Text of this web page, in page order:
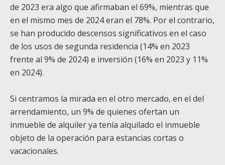
de 2023 era algo que afirmaban el 69%, mientras que
en el mismo mes de 2024 eran el 78%. Por el contrario,
se han producido descensos significativos en el caso
de los usos de segunda residencia (14% en 2023
frente al 9% de 2024) e inversión (16% en 2023 y 11%
en 2024).
Si centramos la mirada en el otro mercado, en el del
arrendamiento, un 9% de quienes ofertan un
inmueble de alquiler ya tenía alquilado el inmueble
objeto de la operación para estancias cortas o
vacacionales.